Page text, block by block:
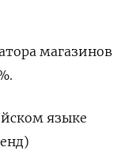
магазинов
языке